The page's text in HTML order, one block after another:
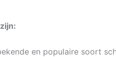
en populaire soort